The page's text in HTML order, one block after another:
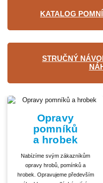
KATALOG
STRUČNÝ
Opravy
pomníků
a hrobek
Nabízíme svým zákazníkům
opravy hrobů, pomínků a
hrobek. Opravujeme především